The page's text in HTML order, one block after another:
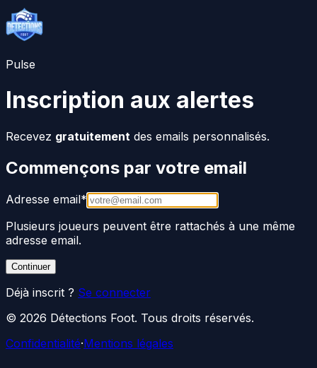
Pulse
Inscription aux alertes
Recevez gratuitement des emails personnalisés.
Commençons par votre email
Adresse email*
Plusieurs joueurs peuvent être rattachés à une même
adresse email.
Continuer
Déjà inscrit ? Se connecter
© 2026 Détections Foot. Tous droits réservés.
Confidentialité·Mentions légales